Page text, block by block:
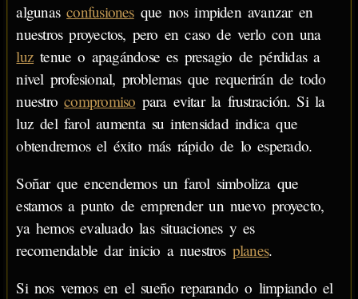
algunasconfusionesque nos impiden avanzar en
nuestros proyectos, pero en caso de verlo con una
luz tenue o apagándose es presagio de pérdidas a
nivel profesional, problemas que requerirán de todo
nuestrocompromiso para evitar la frustración. Si la
luz del farol aumenta su intensidad indica que
obtendremos el éxito más rápido de lo esperado.
Soñar que encendemos un farol simboliza que
estamos a punto de emprender un nuevo proyecto,
ya hemos evaluado las situaciones y es
recomendable dar inicio a nuestros planes.
Si nos vemos en el sueño reparando o limpiando el